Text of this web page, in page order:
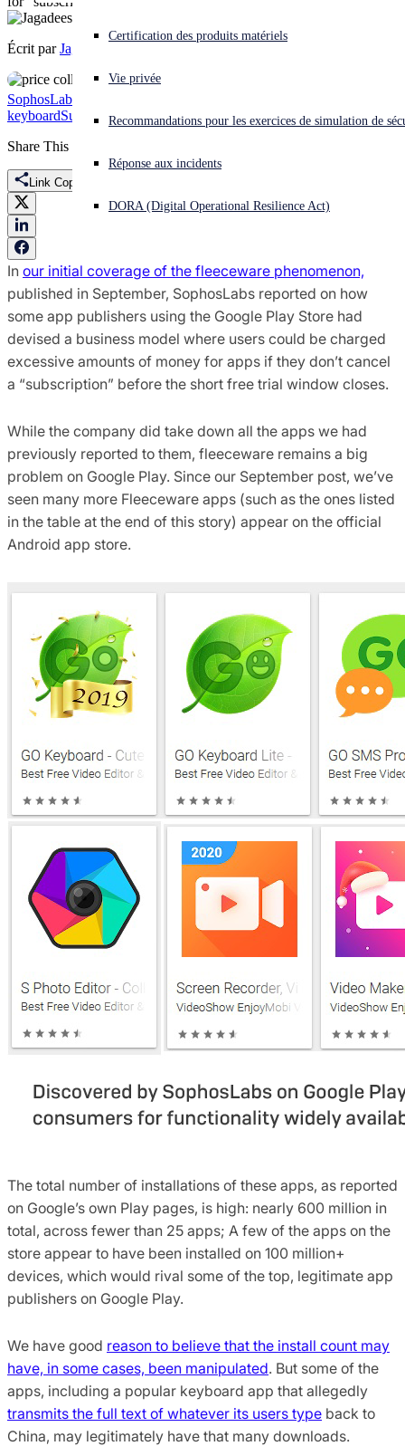
Vous subissez une cyberattaque ? Obtenez une aide immédiate.
Se connecter
Open search
Français Open language switcher
Certification des produits matériels
Vie privée
Recommandations pour les exercices de simulation de
Réponse aux incidents
DORA (Digital Operational Resilience Act)
Écrit par Jagadeesh Chandraiah
SophosLabs Uncut
keyboardSubscription scam
Share This
Link Copied
In our initial coverage of the fleeceware phenomenon,
published in September, SophosLabs reported on how
some app publishers using the Google Play Store had
devised a business model where users could be charged
excessive amounts of money for apps if they don’t cancel
a “subscription” before the short free trial window closes.
While the company did take down all the apps we had
previously reported to them, fleeceware remains a big
problem on Google Play. Since our September post, we’ve
seen many more Fleeceware apps (such as the ones listed
in the table at the end of this story) appear on the official
Android app store.
The total number of installations of these apps, as reported
on Google’s own Play pages, is high: nearly 600 million in
total, across fewer than 25 apps; A few of the apps on the
store appear to have been installed on 100 million+
devices, which would rival some of the top, legitimate app
publishers on Google Play.
We have good reason to believe that the install count may
have, in some cases, been manipulated. But some of the
apps, including a popular keyboard app that allegedly
transmits the full text of whatever its users type back to
China, may legitimately have that many downloads.